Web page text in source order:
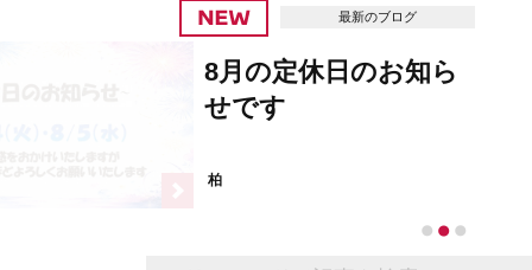
最新のブログ
8月の定休日のお知ら
せです